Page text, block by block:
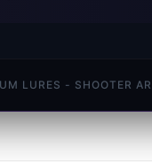
LURES - SHOOTER